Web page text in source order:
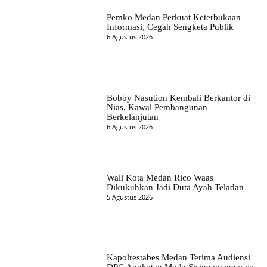
Pemko Medan Perkuat Keterbukaan
Informasi, Cegah Sengketa Publik
6 Agustus 2026
Bobby Nasution Kembali Berkantor di
Nias, Kawal Pembangunan
Berkelanjutan
6 Agustus 2026
Wali Kota Medan Rico Waas
Dikukuhkan Jadi Duta Ayah Teladan
5 Agustus 2026
Kapolrestabes Medan Terima Audiensi